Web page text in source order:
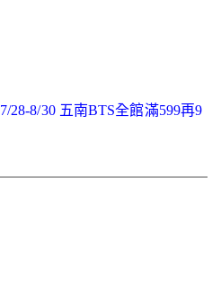
7/28-8/30 五南BTS全館滿599再9